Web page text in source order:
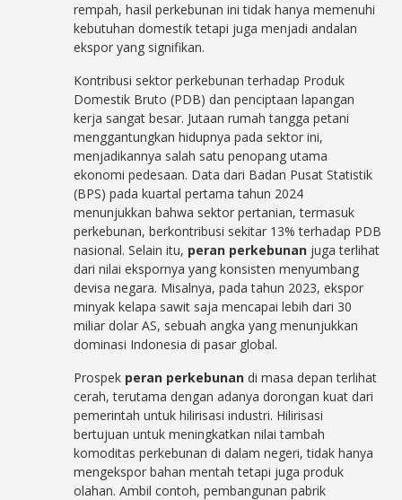
rempah, hasil perkebunan ini tidak hanya memenuhi
kebutuhan domestik tetapi juga menjadi andalan
ekspor yang signifikan.
Kontribusi sektor perkebunan terhadap Produk
Domestik Bruto (PDB) dan penciptaan lapangan
kerja sangat besar. Jutaan rumah tangga petani
menggantungkan hidupnya pada sektor ini,
menjadikannya salah satu penopang utama
ekonomi pedesaan. Data dari Badan Pusat Statistik
(BPS) pada kuartal pertama tahun 2024
menunjukkan bahwa sektor pertanian, termasuk
perkebunan, berkontribusi sekitar 13% terhadap PDB
nasional. Selain itu, peran perkebunan juga terlihat
dari nilai ekspornya yang konsisten menyumbang
devisa negara. Misalnya, pada tahun 2023, ekspor
minyak kelapa sawit saja mencapai lebih dari 30
miliar dolar AS, sebuah angka yang menunjukkan
dominasi Indonesia di pasar global.
Prospek peran perkebunan di masa depan terlihat
cerah, terutama dengan adanya dorongan kuat dari
pemerintah untuk hilirisasi industri. Hilirisasi
bertujuan untuk meningkatkan nilai tambah
komoditas perkebunan di dalam negeri, tidak hanya
mengekspor bahan mentah tetapi juga produk
olahan. Ambil contoh, pembangunan pabrik